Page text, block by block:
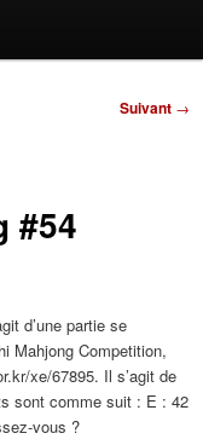
Suivant →
#54
d’une partie se
Mahjong Competition,
xe/67895. Il s’agit de
sont comme suit : E : 42
vous ?